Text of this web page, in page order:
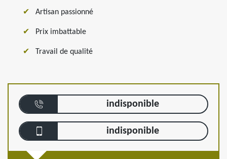
Artisan passionné
Prix imbattable
Travail de qualité
indisponible
indisponible